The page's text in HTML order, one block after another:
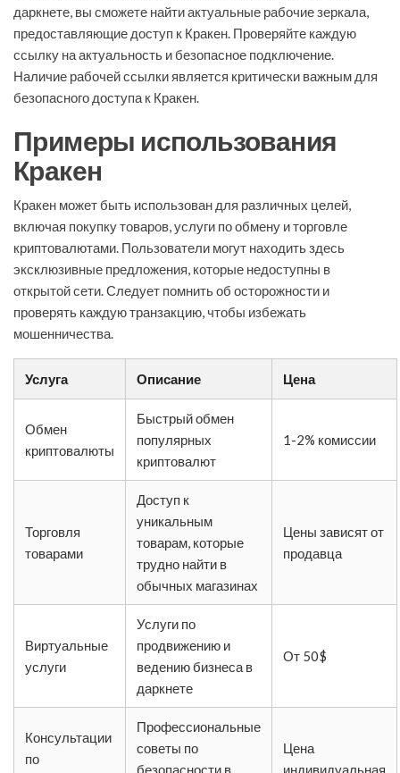
даркнете, вы сможете найти актуальные рабочие зеркала,
предоставляющие доступ к Кракен. Проверяйте каждую
ссылку на актуальность и безопасное подключение.
Наличие рабочей ссылки является критически важным для
безопасного доступа к Кракен.
Примеры использования
Кракен
Кракен может быть использован для различных целей,
включая покупку товаров, услуги по обмену и торговле
криптовалютами. Пользователи могут находить здесь
эксклюзивные предложения, которые недоступны в
открытой сети. Следует помнить об осторожности и
проверять каждую транзакцию, чтобы избежать
мошенничества.
Услуга Описание Цена
Обмен
криптовалюты
Быстрый обмен
популярных
криптовалют
1-2% комиссии
Торговля
товарами
Доступ к
уникальным
товарам, которые
трудно найти в
обычных магазинах
Цены зависят от
продавца
Виртуальные
услуги
Услуги по
продвижению и
ведению бизнеса в
даркнете
От 50$
Консультации
по
Профессиональные
советы по
безопасности в
Цена
индивидуальная